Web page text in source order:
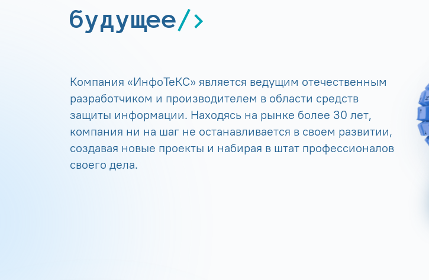
будущее
Компания «ИнфоТеКС» является ведущим отечественным
разработчиком и производителем в области средств
защиты информации. Находясь на рынке более 30 лет,
компания ни на шаг не останавливается в своем развитии,
создавая новые проекты и набирая в штат профессионалов
своего дела.